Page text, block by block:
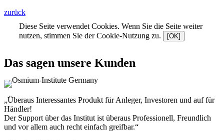
zurück
Diese Seite verwendet Cookies. Wenn Sie die Seite weiter
nutzen, stimmen Sie der Cookie-Nutzung zu.
[OK]
Das sagen unsere Kunden
„Überaus Interessantes Produkt für Anleger, Investoren und auf für
Händler!
Der Support über das Institut ist überaus Professionell, Freundlich
und vor allem auch recht einfach greifbar.“